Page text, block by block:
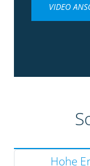
VIDEO
Hohe